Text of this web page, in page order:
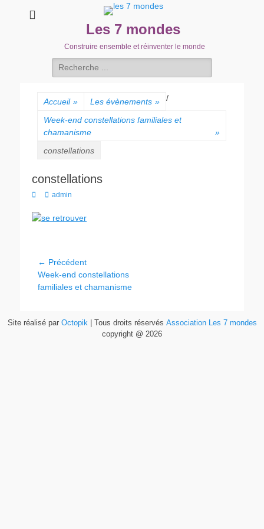
Les 7 mondes
Construire ensemble et réinventer le monde
Accueil » Les évènements » /
Week-end constellations familiales et
chamanisme
»
constellations
constellations
admin
← Précédent
Week-end constellations
familiales et chamanisme
Site réalisé par Octopik| Tous droits réservés Association Les 7 mondes
copyright @ 2026